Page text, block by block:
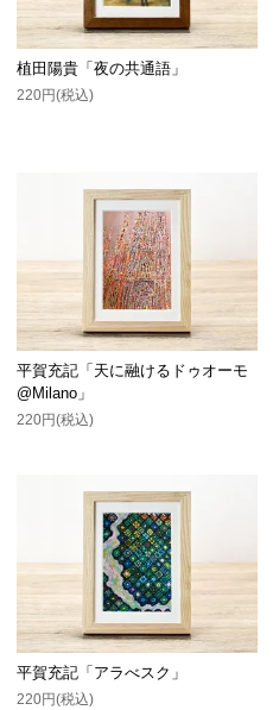
植田陽貴「夜の共通語」
220円(税込)
平賀充記「天に融けるドゥオーモ
@Milano」
220円(税込)
平賀充記「アラべスク」
220円(税込)